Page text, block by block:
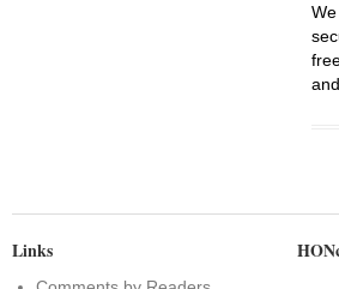
Links